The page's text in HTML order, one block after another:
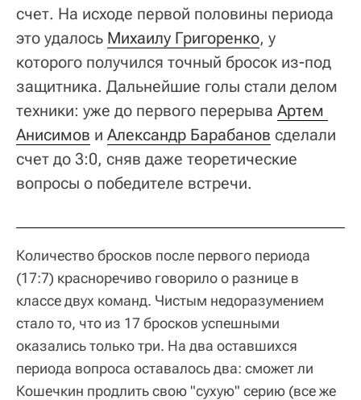
счет. На исходе первой половины периода
это удалось Михаилу Григоренко, у
которого получился точный бросок из-под
защитника. Дальнейшие голы стали делом
техники: уже до первого перерыва Артем
Анисимов и Александр Барабанов сделали
счет до 3:0, сняв даже теоретические
вопросы о победителе встречи.
Количество бросков после первого периода
(17:7) красноречиво говорило о разнице в
классе двух команд. Чистым недоразумением
стало то, что из 17 бросков успешными
оказались только три. На два оставшихся
периода вопроса оставалось два: сможет ли
Кошечкин продлить свою "сухую" серию (все же